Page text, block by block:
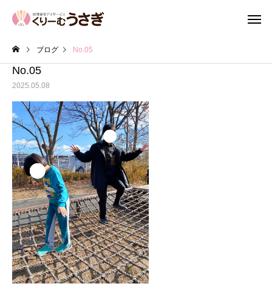
ブログ No.05
No.05
2025.05.08